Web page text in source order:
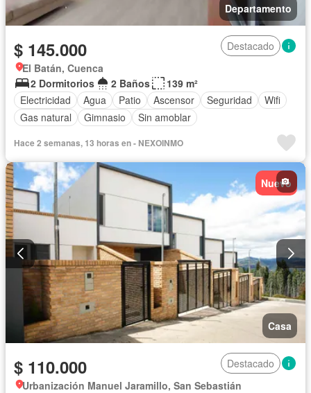
Departamento
$ 145.000
Destacado
El Batán, Cuenca
2 Dormitorios
2 Baños
139 m²
Electricidad
Agua Patio Ascensor Seguridad
Wifi
Gas natural
Gimnasio Sin amoblar
Hace 2 semanas, 13 horas en - NEXOINMO
Nuevo
Casa
$ 110.000
Destacado
Urbanización Manuel Jaramillo, San Sebastián